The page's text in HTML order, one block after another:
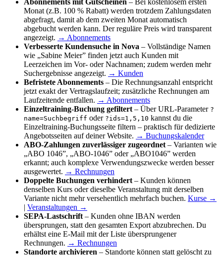
Abonnements mit Gutscheinen – Bei kostenlosem ersten
Monat (z.B. 100 % Rabatt) werden trotzdem Zahlungsdaten
abgefragt, damit ab dem zweiten Monat automatisch
abgebucht werden kann. Der reguläre Preis wird transparent
angezeigt. → Abonnements
Verbesserte Kundensuche in Nova – Vollständige Namen
wie „Sabine Meier” finden jetzt auch Kunden mit
Leerzeichen im Vor- oder Nachnamen; zudem werden mehr
Suchergebnisse angezeigt. → Kunden
Befristete Abonnements – Die Rechnungsanzahl entspricht
jetzt exakt der Vertragslaufzeit; zusätzliche Rechnungen am
Laufzeitende entfallen. → Abonnements
Einzeltraining-Buchung gefiltert – Über URL-Parameter ?
name=Suchbegriff oder ?ids=1,5,10 kannst du die
Einzeltraining-Buchungsseite filtern – praktisch für dedizierte
Angebotsseiten auf deiner Website. → Buchungskalender
ABO-Zahlungen zuverlässiger zugeordnet – Varianten wie
„ABO 1046”, „ABO-1046” oder „ABO1046” werden
erkannt; auch komplexe Verwendungszwecke werden besser
ausgewertet. → Rechnungen
Doppelte Buchungen verhindert – Kunden können
denselben Kurs oder dieselbe Veranstaltung mit derselben
Variante nicht mehr versehentlich mehrfach buchen. Kurse →
| Veranstaltungen →
SEPA-Lastschrift – Kunden ohne IBAN werden
übersprungen, statt den gesamten Export abzubrechen. Du
erhältst eine E-Mail mit der Liste übersprungener
Rechnungen. → Rechnungen
Standorte archivieren – Standorte können statt gelöscht zu